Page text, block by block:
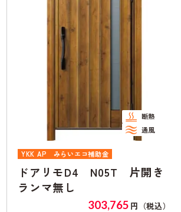
LIXIL みらいエコ補助金
リシェントK4 G12型
きランマ無し
356,235